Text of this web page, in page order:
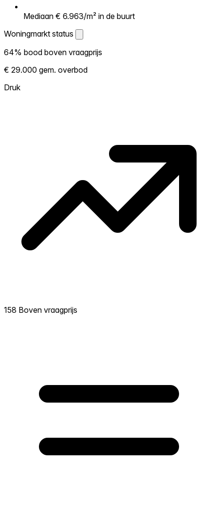
Mediaan € 6.963/m² in de buurt
Woningmarkt status
Woningmarkt status
Laat zien hoe competitief de markt hier is.
Hoe meer woningen boven vraagprijs
verkopen, hoe heter. Heet? Verwacht
64% bood boven vraagprijs
€ 29.000 gem. overbod
Druk
158 Boven vraagprijs